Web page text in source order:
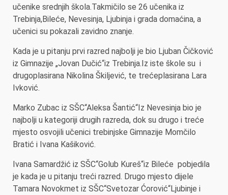
učenike srednjih škola.Takmičilo se 26 učenika iz
Trebinja,Bileće, Nevesinja, Ljubinja i grada domaćina, a
učenici su pokazali zavidno znanje.
Kada je u pitanju prvi razred najbolji je bio Ljuban Čičković
iz Gimnazije „Jovan Dučić“iz Trebinja.Iz iste škole su i
drugoplasirana Nikolina Škiljević, te trećeplasirana Lara
Ivković.
Marko Zubac iz SŠC“Aleksa Šantić“Iz Nevesinja bio je
najbolji u kategoriji drugih razreda, dok su drugo i treće
mjesto osvojili učenici trebinjske Gimnazije Momčilo
Bratić i Ivana Kašiković.
Ivana Samardžić iz SŠC“Golub Kureš“iz Bileće pobjedila
je kada je u pitanju treći razred. Drugo mjesto dijele
Tamara Novokmet iz SŠC“Svetozar Ćorović“Ljubinje i